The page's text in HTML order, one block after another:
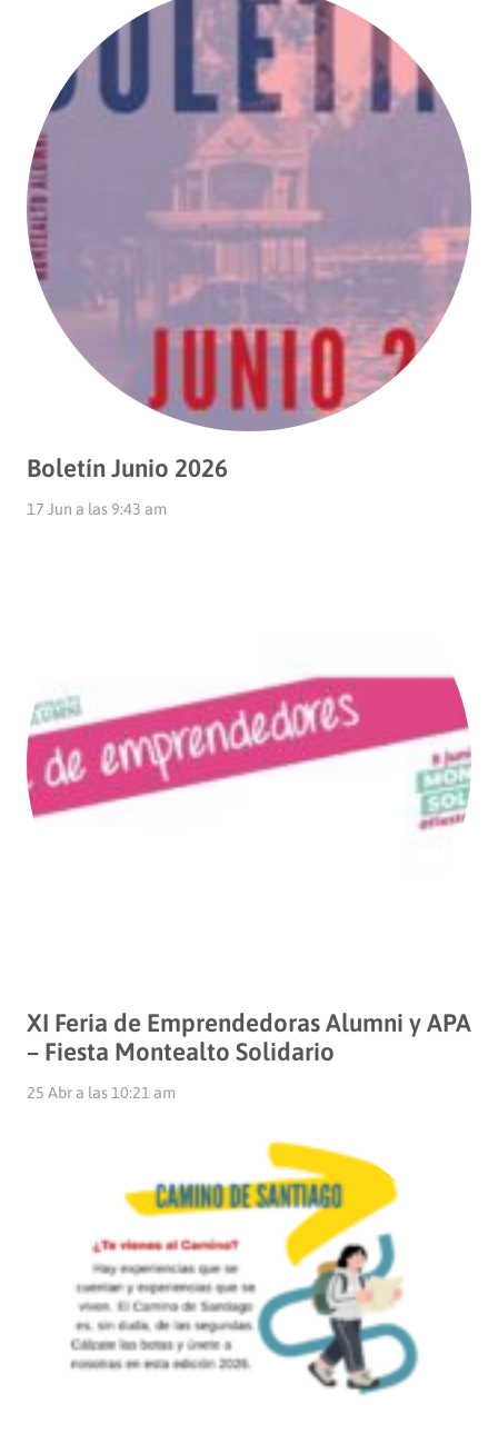
Boletín Junio 2026
17 Jun a las 9:43 am
XI Feria de Emprendedoras Alumni y APA
– Fiesta Montealto Solidario
25 Abr a las 10:21 am